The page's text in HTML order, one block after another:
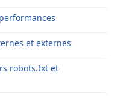
et externes
robots.txt et